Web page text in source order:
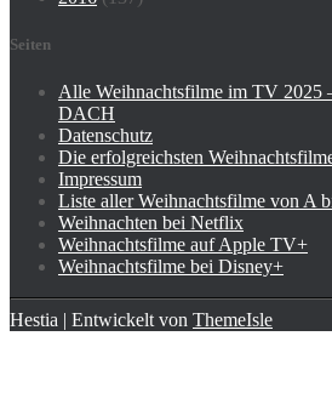
Seiten
Alle Weihnachtsfilme im TV 2025
DACH
Datenschutz
Die erfolgreichsten
Impressum
Liste aller Weihnachtsfilme von A
Weihnachten bei Netflix
Weihnachtsfilme auf Apple TV+
Weihnachtsfilme bei Disney+
Hestia | Entwickelt von ThemeIsle